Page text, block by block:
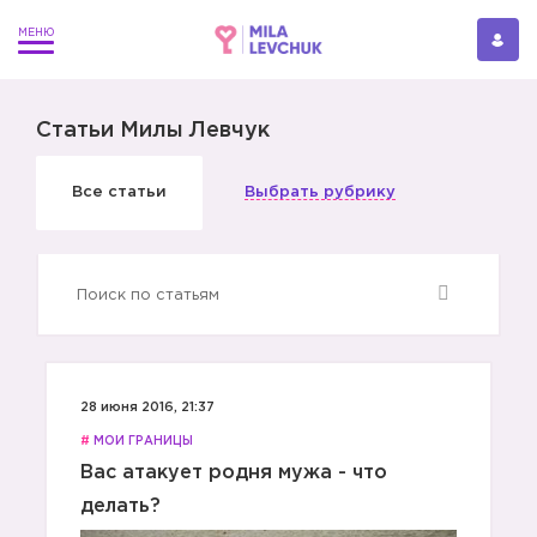
Статьи Милы Левчук
Все статьи Выбрать рубрику
28 июня 2016, 21:37
# МОИ ГРАНИЦЫ
Вас атакует родня мужа - что
делать?